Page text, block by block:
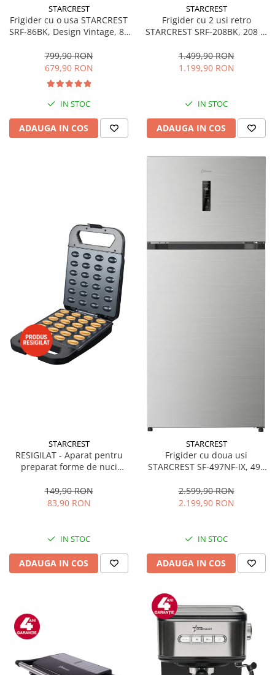
STARCREST
Frigider cu o usa STARCREST
SRF-86BK, Design Vintage, 85
interioara, H 84 cm, Negru
799,90 RON
679,90 RON
IN STOC
ADAUGA IN COS
STARCREST
Frigider cu 2 usi retro
STARCREST SRF-208BK, 208 L,
Iluminare LED, Termostat
Reglabil, H 147 cm, Negru
1.499,90 RON
1.199,90 RON
IN STOC
ADAUGA IN COS
STARCREST
RESIGILAT - Aparat pentru
preparat forme de nuci
forme, 1400W, Indicator
luminos, Placi antiaderente,
149,90 RON
83,90 RON
IN STOC
ADAUGA IN COS
STARCREST
Frigider cu doua usi
STARCREST SF-497NF-IX, 497
Inverter, Clasa E, Display,
Functie super racire, Blocare
2.599,90 RON
2.199,90 RON
IN STOC
ADAUGA IN COS